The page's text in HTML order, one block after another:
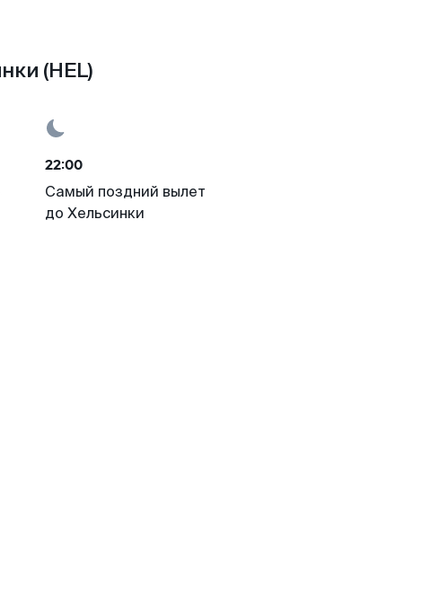
(HEL)
22:00
Самый поздний вылет
до Хельсинки